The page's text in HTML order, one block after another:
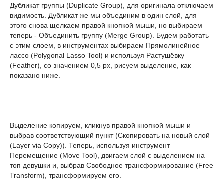
Дубликат группы (Duplicate Group), для оригинала отключаем
видимость. Дубликат же мы объединим в один слой, для
этого снова щелкаем правой кнопкой мыши, но выбираем
теперь - Объединить группу (Merge Group). Будем работать
с этим слоем, в инструментах выбираем Прямолинейное
лассо (Polygonal Lasso Tool) и используя Растушёвку
(Feather), со значением 0,5 рх, рисуем выделение, как
показано ниже.
Выделение копируем, кликнув правой кнопкой мыши и
выбрав соответствующий пункт (Скопировать на новый слой
(Layer via Copy)). Теперь, используя инструмент
Перемещение (Move Tool), двигаем слой с выделением на
топ девушки и, выбрав Свободное трансформирование (Free
Transform), трансформируем его.